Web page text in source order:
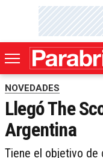
NOVEDADES
Llegó The
Argentina
Tiene el objetivo de